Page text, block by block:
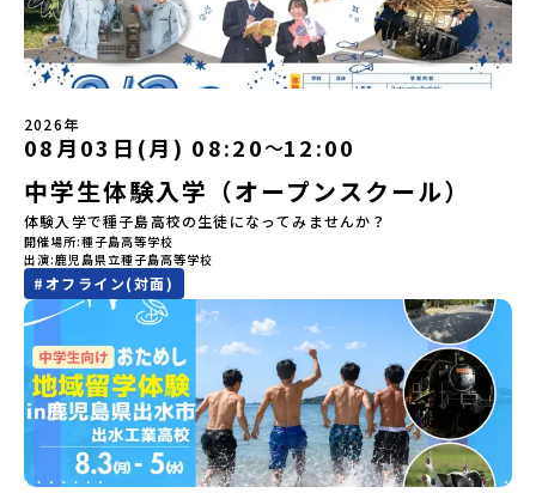
し地域留学」を知りたい方へ〜日本全国20以上の地域から選んで参
加できる「おためし地域留学」の全体像や魅力について、説明会を
開催しました。中学生一人での参加にあたり、保護者様が特に気に
なる「安全面」や「事務局のサポート体制」についても詳しく解説
しています。ぜひ、ご自宅からお気軽にご視聴ください。▶︎ [アーカ
イブ動画を視聴する]YouTube：
https://youtu.be/Yt8nd04aNgA?
si=e5erbspvwz5O8_uF【STEP 2】有田町プログラム説明会〜
「有田町」の内容を具体的に深掘りしたい方へ〜全体説明を聞いた
うえで、「有田町では具体的に何をするの？」「どんな町なの？」
という疑問にお答えする説明会です。有田町ならではの豊かな文化
や、2泊3日のプログラムの中身をたっぷりとお伝えします。日
時： 5月11日(月) 19：00〜19：40内 容： 有田町ってどんなとこ
ろ？、プログラム詳細解説、質疑応答お申し込み：https://c-
mirai.jp/events/068058お気軽にどうぞ！「はじめての一人旅だ
けど大丈夫？」「どんな体験ができるの？」そんな保護者様の不安
や、中学生のみなさんの素朴な疑問にスタッフが直接お答えしま
す。チャットでの質問も可能ですので、ぜひご自宅からリラックス
してご参加ください。▼お申し込み前に必ずご確認ください・参加
規約への同意プログラムへの参加申し込みいただく前に、「お申し
込みに関する各規約」への同意が必須となります。ご確認くださ
売され、2026年3月に映画の続編も公開されるなど注目を集めてい
ます。今回は、平取町の中でもアイヌ文化に触れることのできる
「二風谷（にぶたに）コタン」へ出発！アイヌの家や暮らし、食な
どを体感することができます。ぜひ現地で味わってみてください
生との特別な交流この旅の大きな魅力は、地元の「平取高校」の先
輩たちと過ごす時間です。 ただ校舎を眺める見学ではありません。
高校生が自ら企画したアクティビティを通じて、年の近い先輩たち
と本音で交流することができます。魅力的な大人たちと対話をしな
がら町の歴史や「生き方」を学ぶことができ、大充実の2泊3日にな
ること間違いなし！そんなユニークな魅力がたっぷりつまった北海
道平取町へ、人生の可能性をひらく特別な旅に出発しませんか？体
験のおすすめポイント体験プログラム内容（予定）＜1日目＞
（PM）「オリエンテーション・自己紹介ワーク」「高校生企画①-
遊び編-」 -平取高校生と仲を深める「びらとりの歴史・文化を知
る！アイヌ文化フィールドワーク」 -アイヌ文化博物館でアイヌ文
化を理解する -アイヌ伝統文化を感じるアクティビティ「1日を振
り返るーみんなで体験シェア」＜2日目＞（AM）「平取高校見学・
寮見学」 -平取高校の特徴を知る学校体験 -在校生との対話「高
校生企画②-町の紹介編-」 -ビンゴをしながら町を知ろう！（PM）
「自然と農を感じる！農業アクティビティ」 -平取特産の「びらと
ケットの打ち上げ成功で話題になった町！ 北海道の「宇宙版シリコ
ンバレー」を目指す大樹町で、最先端テクノロジーとどこまでも続
く大自然を肌で感じてみませんか？「地元以外の地域の暮らしが気
になる。いつか留学してみたい！」「自分の進学や将来の可能性を
もっとひらきたい！ 」「自然が好きでもっと触れてあそびたい！」
そんな中学生のみなさんにおすすめ！「おためし地域留学体験」
は、日本全国約200の高校と連携し、地域の枠を超えて学校生活を送
る「地域みらい留学」をプチ体験できるプログラムです。はじめて
のひとり旅でも安心！現地でもスタッフがしっかりとサポートいた
します。今回のフィールドは「北海道 大樹町（たいきちょう）」北
海道の東部、十勝の南部に位置する大樹町（たいきちょう）。西に
日高山脈（ひだかさんみゃく）が連なり、東は太平洋に面した自然
豊かな町です。酪農を主体とした農業や漁業、林業が盛んであると
同時に、「宇宙に一番近い町」として航空宇宙産業の誘致を進める
ユニークな顔を持っています 。見上げるほど大きな山々が連なる
「日高山脈（ひだかさんみゃく）」の絶景！牛たちがのんびりと過
ごす放牧地や、海が見える珍しい温泉。日本一の清流に選ばれたこ
ともある「歴舟川（れきふねがわ）」。 他の地域では見ることので
きない圧倒的スケールの自然と、新しい産業が交差する瞬間を肌で
体感できる町です。北の大地で脈々と受け継がれる 「フロンティア
スピリッツ」を体感！ 「フロンティアスピリッツ（開拓者精神）」
2026年
08月03日(月) 08:20〜12:00
中学生体験入学（オープンスクール）
体験入学で種子島高校の生徒になってみませんか？
開催場所 種子島高等学校
出演 鹿児島県立種子島高等学校
#オフライン(対面)